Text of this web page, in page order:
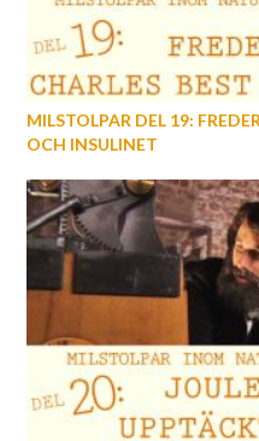
MILSTOLPAR DEL 19:
OCH INSULINET